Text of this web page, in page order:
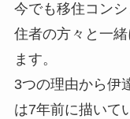
今でも移住コン
住者の方々と一緒
ます。
3つの理由から伊
は7年前に描いて